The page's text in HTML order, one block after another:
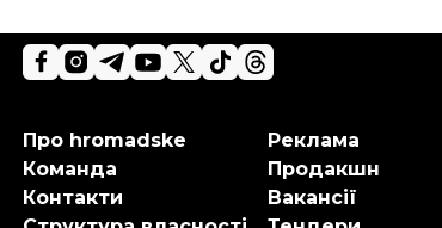
Про hromadske
Команда
Контакти
Реклама
Продакшн
Вакансії